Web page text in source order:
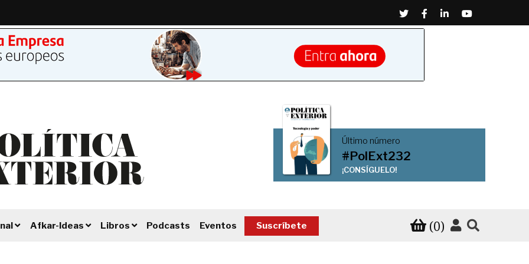
TwitterFacebook
LinkedinYoutube
Último número
#PolExt232
¡CONSÍGUELO!
Afkar-Ideas Libros Podcasts Eventos Suscríbete (0)